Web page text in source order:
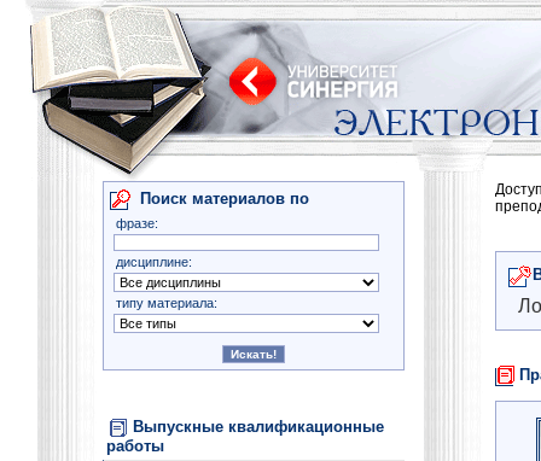
Поиск материалов по
фразе:
дисциплине:
типу материала:
Выпускные квалификационные
работы